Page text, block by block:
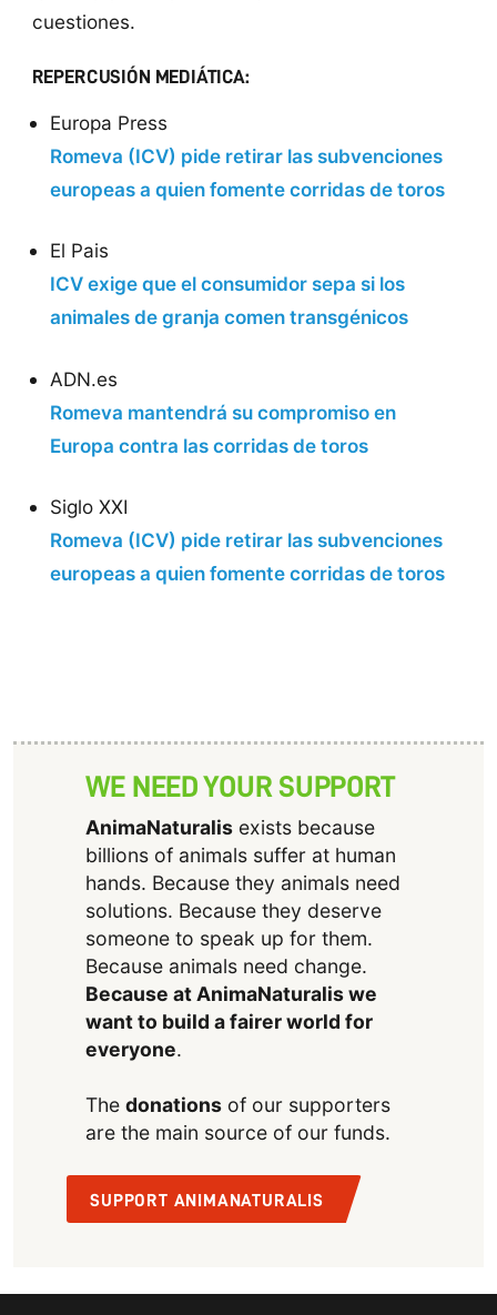
cuestiones.
REPERCUSIÓN MEDIÁTICA:
Europa Press
Romeva (ICV) pide retirar las subvenciones
europeas a quien fomente corridas de toros
El Pais
ICV exige que el consumidor sepa si los
animales de granja comen transgénicos
ADN.es
Romeva mantendrá su compromiso en
Europa contra las corridas de toros
Siglo XXI
Romeva (ICV) pide retirar las subvenciones
europeas a quien fomente corridas de toros
WE NEED YOUR SUPPORT
AnimaNaturalisexists because
billions of animals suffer at human
hands. Because they animals need
solutions. Because they deserve
someone to speak up for them.
Because animals need change.
Because at AnimaNaturalis we
want to build a fairer world for
everyone.
The donationsof our supporters
are the main source of our funds.
SUPPORT ANIMANATURALIS